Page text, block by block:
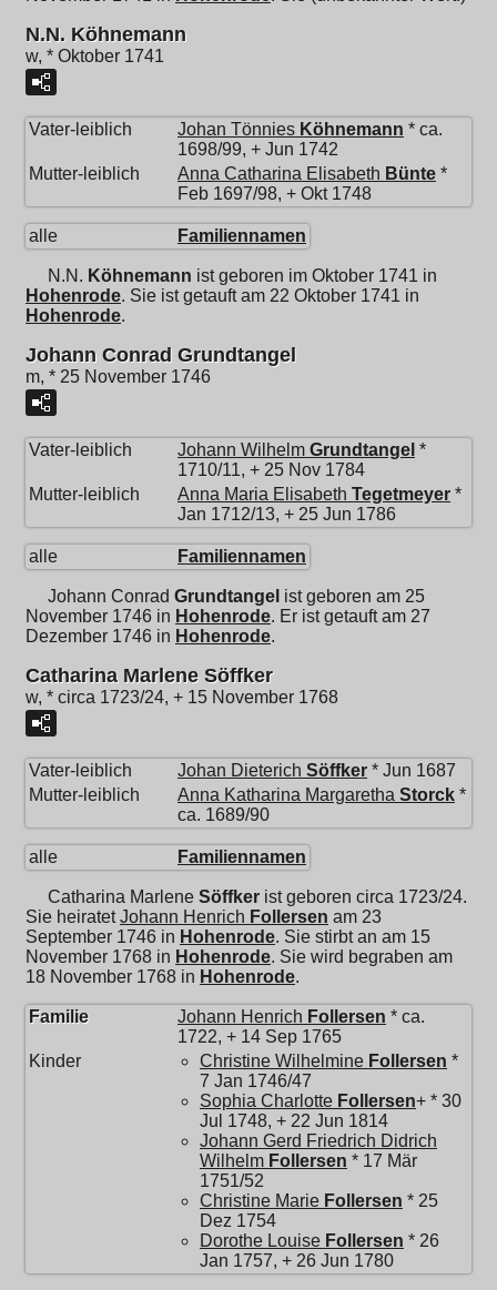
N.N. Köhnemann
w, * Oktober 1741
Vater-leiblich Johan Tönnies Köhnemann * ca.
1698/99, + Jun 1742
Mutter-leiblich
Anna Catharina Elisabeth Bünte *
Feb 1697/98, + Okt 1748
alle Familiennamen
N.N. Köhnemann ist geboren im Oktober 1741 in
Hohenrode. Sie ist getauft am 22 Oktober 1741 in
Hohenrode.
Johann Conrad Grundtangel
m, * 25 November 1746
Vater-leiblich Johann Wilhelm Grundtangel *
1710/11, + 25 Nov 1784
Mutter-leiblich
Anna Maria Elisabeth Tegetmeyer *
Jan 1712/13, + 25 Jun 1786
alle Familiennamen
Johann Conrad Grundtangel ist geboren am 25
November 1746 in Hohenrode. Er ist getauft am 27
Dezember 1746 in Hohenrode.
Catharina Marlene Söffker
w, * circa 1723/24, + 15 November 1768
Vater-leiblich Johan Dieterich Söffker * Jun 1687
Mutter-leiblich
Anna Katharina Margaretha Storck *
ca. 1689/90
alle Familiennamen
Catharina Marlene Söffker ist geboren circa 1723/24.
Sie heiratetJohann Henrich Follersen am 23
September 1746 in Hohenrode. Sie stirbt an am 15
November 1768 in Hohenrode. Sie wird begraben am
18 November 1768 in Hohenrode.
Familie Johann Henrich Follersen * ca.
1722, + 14 Sep 1765
Kinder
Christine Wilhelmine Follersen *
7 Jan 1746/47
Sophia Charlotte Follersen+ * 30
Jul 1748, + 22 Jun 1814
Johann Gerd Friedrich Didrich
Wilhelm Follersen * 17 Mär
1751/52
Christine Marie Follersen * 25
Dez 1754
Dorothe Louise Follersen * 26
Jan 1757, + 26 Jun 1780